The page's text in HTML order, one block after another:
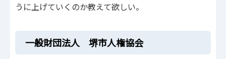
うに上げていくのか教えて欲しい。
一般財団法人 堺市人権協会